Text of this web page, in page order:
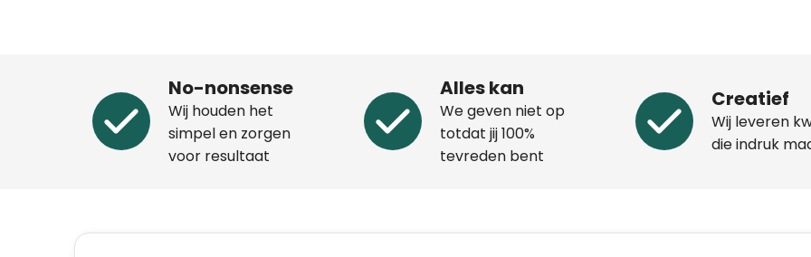
No-nonsense
Wij houden het
simpel en zorgen
voor resultaat
Alles kan
We geven niet op
totdat jij 100%
tevreden bent
Creatief
Wij leveren
die indruk